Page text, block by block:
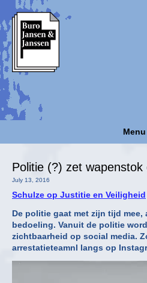
Menu
Politie (?) zet
July 13, 2016
Schulze op Justitie en Veiligheid
De politie gaat met zijn tijd mee,
bedoeling. Vanuit de politie
zichtbaarheid op social media.
arrestatieteamnl langs op